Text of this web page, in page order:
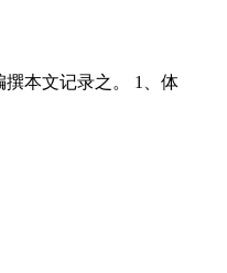
本文记录之。 1、体